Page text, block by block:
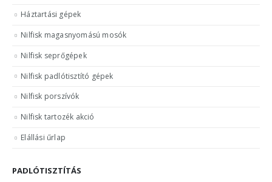
Háztartási gépek
Nilfisk magasnyomású mosók
Nilfisk seprőgépek
Nilfisk padlótisztító gépek
Nilfisk porszívók
Nilfisk tartozék akció
Elállási űrlap
PADLÓTISZTÍTÁS